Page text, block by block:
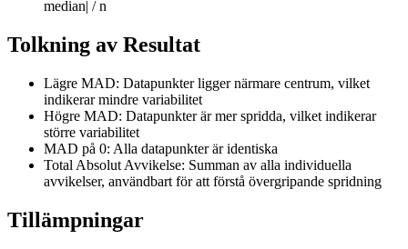
median| / n
Tolkning av Resultat
Lägre MAD: Datapunkter ligger närmare centrum, vilket
indikerar mindre variabilitet
Högre MAD: Datapunkter är mer spridda, vilket indikerar
större variabilitet
MAD på 0: Alla datapunkter är identiska
Total Absolut Avvikelse: Summan av alla individuella
avvikelser, användbart för att förstå övergripande spridning
Tillämpningar